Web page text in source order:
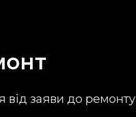
від заяви до ремонту